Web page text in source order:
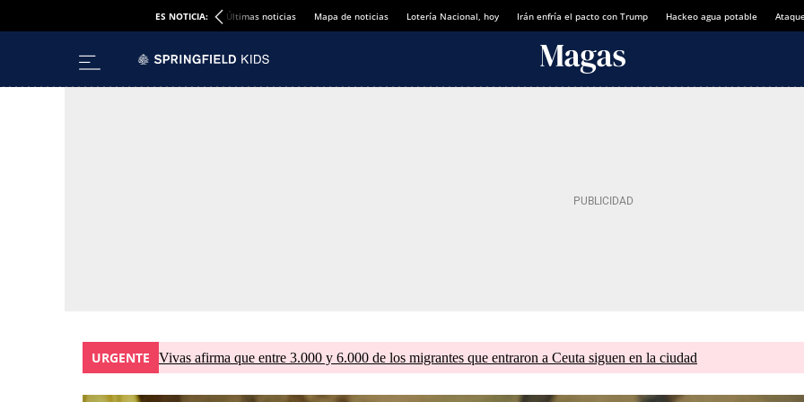
ES NOTICIA: Últimas noticias Mapa de noticias Lotería Nacional, hoy Irán enfría el pacto con Trump Hackeo agua potable
URGENTE Vivas afirma que entre 3.000 y 6.000 de los migrantes que entraron a Ceuta siguen en la ciudad